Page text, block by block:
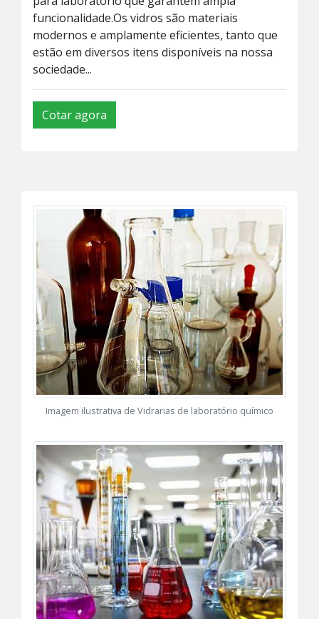
funcionalidade.Os vidros são materiais
modernos e amplamente eficientes, tanto que
estão em diversos itens disponíveis na nossa
sociedade...
Cotar agora
Imagem ilustrativa de Vidrarias de laboratório químico